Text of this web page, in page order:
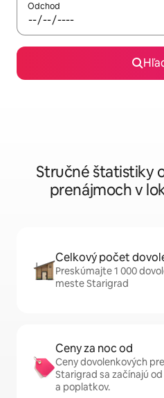
Odchod
Stručné štatistiky
prenájmoch v
Celkový počet
Preskúmajte 1 000
meste Starigrad
Ceny za noc od
Ceny dovolenkových
Starigrad sa začínajú
a poplatkov.